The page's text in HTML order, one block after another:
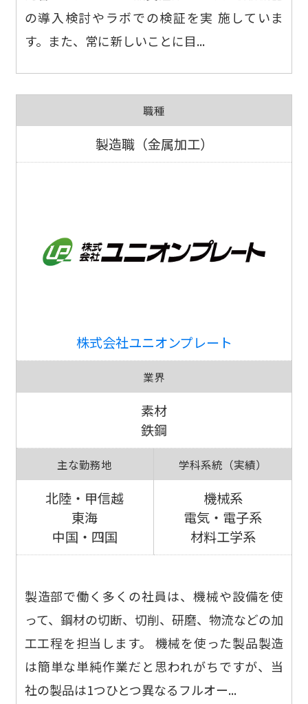
の導入検討やラボでの検証を実 施していま
す。また、常に新しいことに目...
職種
製造職（金属加工）
株式会社ユニオンプレート
業界
素材
鉄鋼
主な勤務地
北陸・甲信越
東海
中国・四国
学科系統（実績）
機械系
電気・電子系
材料工学系
製造部で働く多くの社員は、機械や設備を使
って、鋼材の切断、切削、研磨、物流などの加
工工程を担当します。 機械を使った製品製造
は簡単な単純作業だと思われがちですが、当
社の製品は1つひとつ異なるフルオー...